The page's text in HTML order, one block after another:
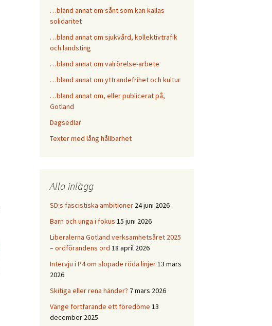
…bland annat om sånt som kan kallas
solidaritet
…bland annat om sjukvård, kollektivtrafik
och landsting
…bland annat om valrörelse-arbete
…bland annat om yttrandefrihet och kultur
…bland annat om, eller publicerat på,
Gotland
Dagsedlar
Texter med lång hållbarhet
Alla inlägg
SD:s fascistiska ambitioner 24 juni 2026
Barn och unga i fokus 15 juni 2026
Liberalerna Gotland verksamhetsåret 2025
– ordförandens ord 18 april 2026
Intervju i P4 om slopade röda linjer13 mars
2026
Skitiga eller rena händer? 7 mars 2026
Vänge fortfarande ett föredöme 13
december 2025